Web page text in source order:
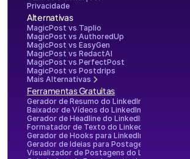
Privacidade
Alternativas
MagicPost vs Taplio
MagicPost vs AuthoredUp
MagicPost vs EasyGen
MagicPost vs RedactAI
MagicPost vs PerfectPost
MagicPost vs Postdrips
Mais Alternativas
Ferramentas Gratuitas
Gerador de Resumo do LinkedIn
Baixador de Vídeos do LinkedIn
Gerador de Headline do LinkedIn
Formatador de Texto do LinkedIn
Gerador de Hooks para LinkedIn
Gerador de Ideias para Postagens no LinkedIn
Visualizador de Postagens do LinkedIn